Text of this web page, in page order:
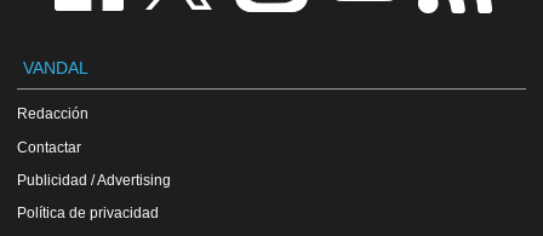
VANDAL
Redacción
Contactar
Publicidad / Advertising
Política de privacidad